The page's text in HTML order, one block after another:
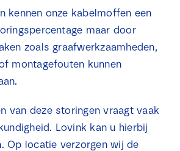
kennen onze kabelmoffen een
maar door
zoals graafwerkzaamheden,
montagefouten kunnen
van deze storingen vraagt vaak
Lovink kan u hierbij
Op locatie verzorgen wij de